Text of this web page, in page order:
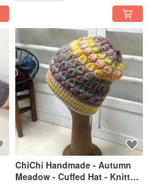
ChiChi Handmade - Autumn
Meadow - Cuffed Hat - Knitted